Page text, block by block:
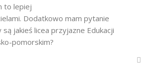
to lepiej
Dodatkowo mam pytanie
jakieś licea przyjazne Edukacji
pomorskim?